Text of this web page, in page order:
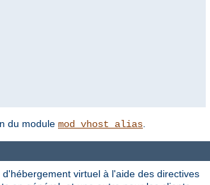
du module mod_vhost_alias
virtuel à l'aide des directives